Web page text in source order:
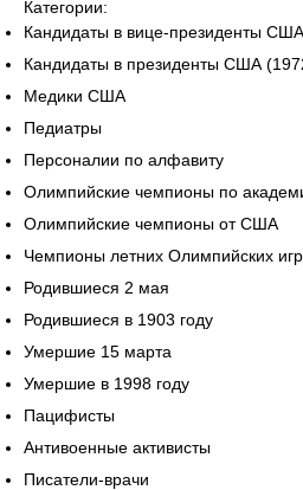
Категории:
Кандидаты в вице-президенты США
Кандидаты в президенты США
Медики США
Педиатры
Персоналии по алфавиту
Олимпийские чемпионы по
Олимпийские чемпионы от США
Чемпионы летних Олимпийских
Родившиеся 2 мая
Родившиеся в 1903 году
Умершие 15 марта
Умершие в 1998 году
Пацифисты
Антивоенные активисты
Писатели-врачи